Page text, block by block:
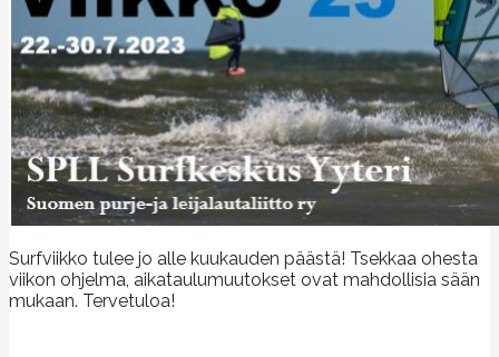
Surfviikko tulee jo alle kuukauden päästä! Tsekkaa ohesta
viikon ohjelma, aikataulumuutokset ovat mahdollisia sään
mukaan. Tervetuloa!